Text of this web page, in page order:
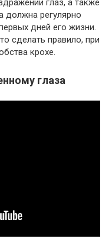
глаз, а также
должна регулярно
дней его жизни.
сделать правило, при
крохе.
глаза